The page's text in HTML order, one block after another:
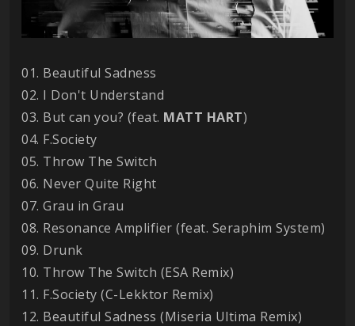
01. Beautiful Sadness
02. I Don't Understand
03. But can you? (feat. MATT HART)
04. F.Society
05. Throw The Switch
06. Never Quite Right
07. Grau in Grau
08. Resonance Amplifier (feat. Seraphim System)
09. Drunk
10. Throw The Switch (ESA Remix)
11. F.Society (C-Lekktor Remix)
12. Beautiful Sadness (Miseria Ultima Remix)